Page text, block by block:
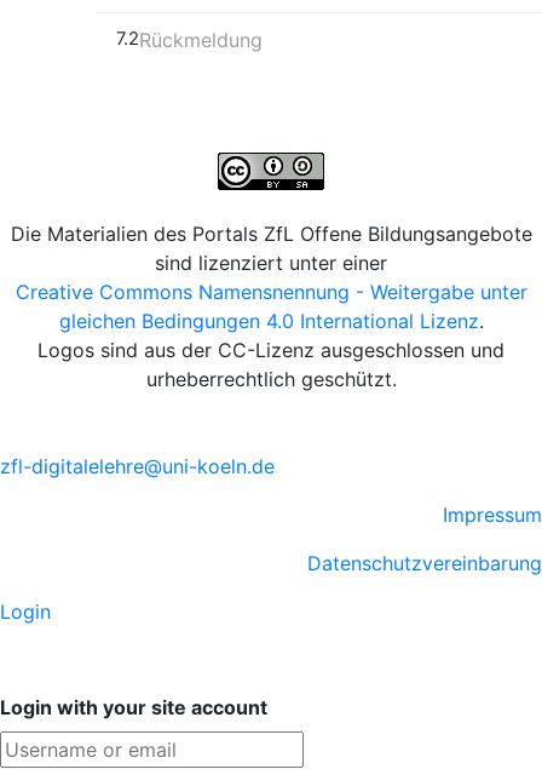
7.2Rückmeldung
Die Materialien des Portals ZfL Offene Bildungsangebote
sind lizenziert unter einer
Creative Commons Namensnennung - Weitergabe unter
gleichen Bedingungen 4.0 International Lizenz.
Logos sind aus der CC-Lizenz ausgeschlossen und
urheberrechtlich geschützt.
zfl-digitalelehre@uni-koeln.de
Impressum
Datenschutzvereinbarung
Login
Login with your site account